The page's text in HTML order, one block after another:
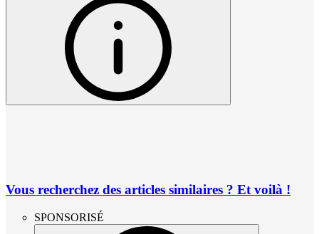
Vous recherchez des articles similaires ? Et voilà !
SPONSORISÉ